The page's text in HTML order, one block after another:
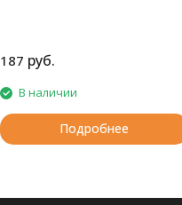
187 руб.
В наличии
Подробнее